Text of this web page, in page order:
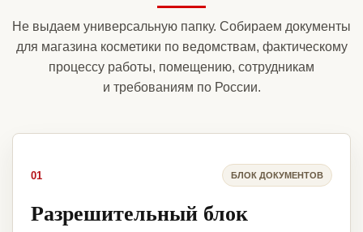
Не выдаем универсальную папку. Собираем документы
для магазина косметики по ведомствам, фактическому
процессу работы, помещению, сотрудникам
и требованиям по России.
01 БЛОК ДОКУМЕНТОВ
Разрешительный блок